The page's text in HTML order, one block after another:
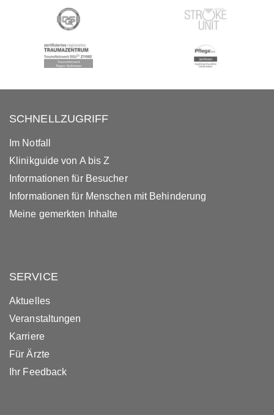
SCHNELLZUGRIFF
Im Notfall
Klinikguide von A bis Z
Informationen für Besucher
Informationen für Menschen mit Behinderung
Meine gemerkten Inhalte
SERVICE
Aktuelles
Veranstaltungen
Karriere
Für Ärzte
Ihr Feedback